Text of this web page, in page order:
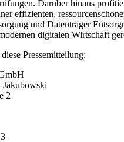
Darüber hinaus
effizienten,
und Datenträger
digitalen Wirtschaft
Pressemitteilung:
Jakubowski
2